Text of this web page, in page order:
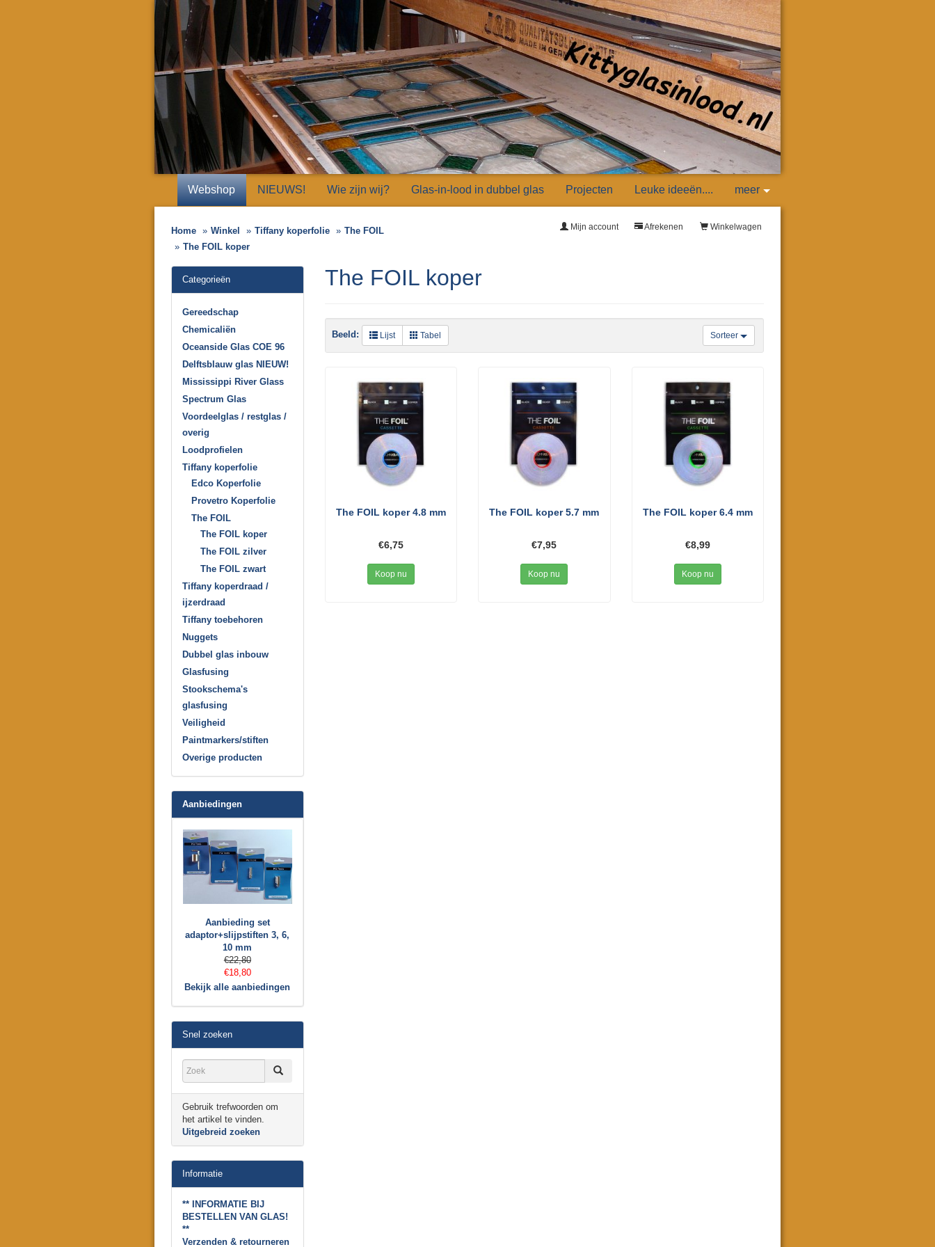
Webshop NIEUWS! Wie zijn wij? Glas-in-lood in dubbel glas Projecten Leuke ideeën.... meer
Home Winkel Tiffany koperfolie
The FOIL
The FOIL koper
Winkelwagen
Afrekenen
Mijn account
The FOIL koper
Sorteer
Beeld: Lijst Tabel
The FOIL koper 4.8 mm
€6,75
Koop nu
The FOIL koper 5.7 mm
€7,95
Koop nu
The FOIL koper 6.4 mm
€8,99
Koop nu
Categorieën
Gereedschap
Chemicaliën
Oceanside Glas COE 96
Delftsblauw glas NIEUW!
Mississippi River Glass
Spectrum Glas
Voordeelglas / restglas /
overig
Loodprofielen
Tiffany koperfolie
Edco Koperfolie
Provetro Koperfolie
The FOIL
The FOIL koper
The FOIL zilver
The FOIL zwart
Tiffany koperdraad /
ijzerdraad
Tiffany toebehoren
Nuggets
Dubbel glas inbouw
Glasfusing
Stookschema's
glasfusing
Veiligheid
Paintmarkers/stiften
Overige producten
Aanbiedingen
Aanbieding set
adaptor+slijpstiften 3, 6,
10 mm
€22,80
€18,80
Bekijk alle aanbiedingen
Snel zoeken
Gebruik trefwoorden om
het artikel te vinden.
Uitgebreid zoeken
Informatie
** INFORMATIE BIJ
BESTELLEN VAN GLAS!
**
Verzenden & retourneren